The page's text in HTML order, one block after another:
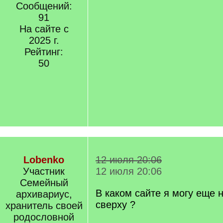
Сообщений:
91
На сайте с
2025 г.
Рейтинг:
50
Lobenko
Участник
Семейный
архивариус,
хранитель своей
родословной
12 июля 20:06
12 июля 20:06
В каком сайте я могу еще
сверху ?